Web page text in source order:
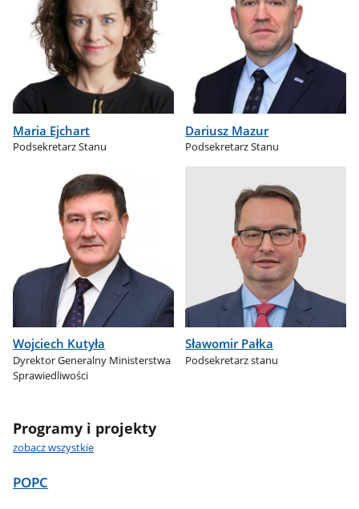
Maria Ejchart
Podsekretarz Stanu
Dariusz Mazur
Podsekretarz Stanu
Wojciech Kutyła
Dyrektor Generalny Ministerstwa
Sprawiedliwości
Sławomir Pałka
Podsekretarz stanu
Programy i projekty
zobacz wszystkie
POPC